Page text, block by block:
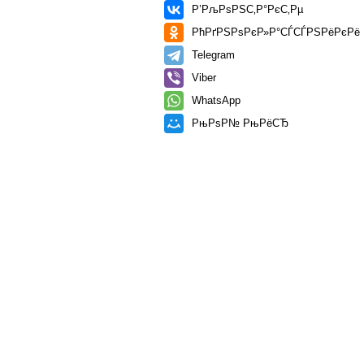
Р’РљРѕРЅС‚Р°РєС‚Рµ
РћРґРЅРѕРєР»Р°СЃСЃРЅРёРєРё
Telegram
Viber
WhatsApp
РњРѕР№ РњРёСЂ